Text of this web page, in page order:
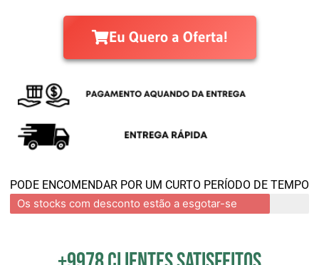
Eu Quero a Oferta!
PODE ENCOMENDAR POR UM CURTO PERÍODO DE TEMPO
Os stocks com desconto estão a esgotar-se